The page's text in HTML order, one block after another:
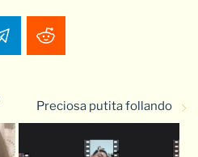
Preciosa putita follando